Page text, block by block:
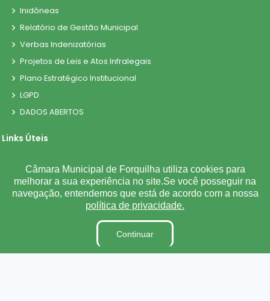
Inidôneas
Relatório de Gestão Municipal
Verbas Indenizatórias
Projetos de Leis e Atos Infralegais
Plano Estratégico Institucional
LGPD
DADOS ABERTOS
Links Úteis
Municípios Licitações
TJCE
Trabalho e Emprego
Câmara Municipal de Forquilha utiliza cookies para
melhorar a sua experiência no site.Se você posseguir na
navegação, entendemos que está de acordo com a nossa
política de privacidade.
Continuar